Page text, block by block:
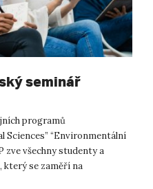
seminář
programů
Sciences” “Environmentální
zve všechny studenty a
který se zaměří na